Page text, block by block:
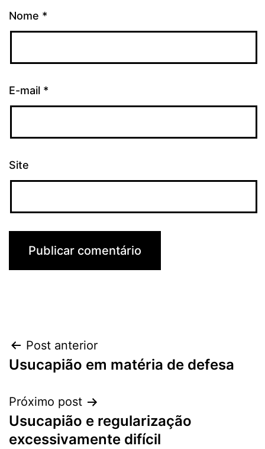
Nome *
E-mail *
Site
Navegação
de
Post
Post anterior
Usucapião em matéria de defesa
Próximo post
Usucapião e regularização
excessivamente difícil